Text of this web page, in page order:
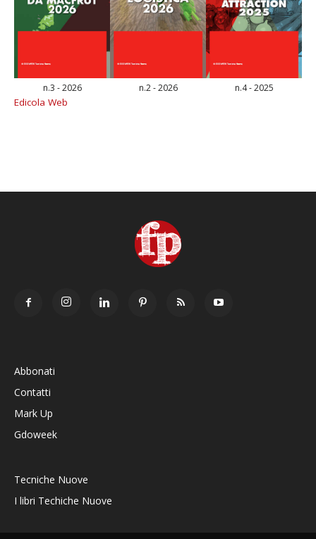
n.3 - 2026 n.2 - 2026 n.4 - 2025
Edicola Web
Abbonati
Contatti
Mark Up
Gdoweek
Tecniche Nuove
I libri Techiche Nuove